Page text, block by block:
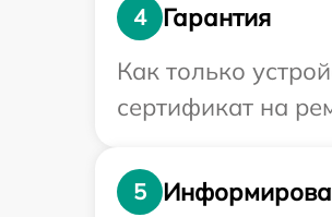
4
Гарантия
Как только
сертификат на
5